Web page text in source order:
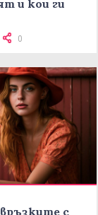
и кои ги
0
с